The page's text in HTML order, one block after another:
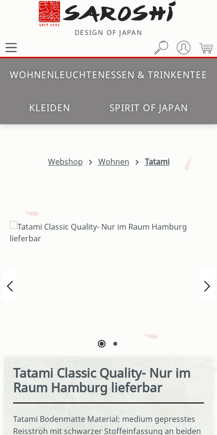
Zum Hauptinhalt springen
DESIGN OF JAPAN
WOHNENLEUCHTENESSEN & TRINKENTEE
KLEIDEN SPIRIT OF JAPAN
Webshop Wohnen Tatami
Bildergalerie überspringen
Tatami Classic Quality- Nur im
Raum Hamburg lieferbar
Tatami Bodenmatte Material: medium gepresstes
Reisstroh mit schwarzer Stoffeinfassung an beiden